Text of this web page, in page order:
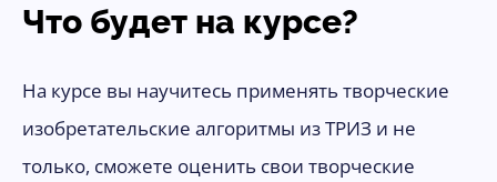
Что будет на курсе?
На курсе вы научитесь применять творческие
изобретательские алгоритмы из ТРИЗ и не
только, сможете оценить свои творческие